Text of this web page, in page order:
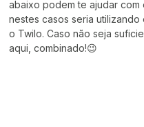
abaixo podem te ajudar com
nestes casos seria utilizando
o Twilo. Caso não seja
aqui, combinado!😉